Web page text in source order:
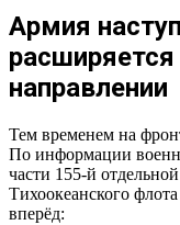
Армия
направлении
Тем временем на
По информации
части 155-й
Тихоокеанского
вперёд: